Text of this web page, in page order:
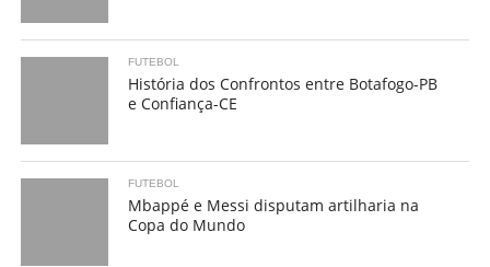
FUTEBOL
História dos Confrontos entre Botafogo-PB
e Confiança-CE
FUTEBOL
Mbappé e Messi disputam artilharia na
Copa do Mundo